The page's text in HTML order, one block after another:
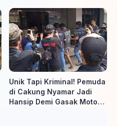
ke-81 RI, Warga Binaan
Antusias Ikuti Berbagai
Perlombaan
Unik Tapi Kriminal! Pemuda
di Cakung Nyamar Jadi
Hansip Demi Gasak Motor